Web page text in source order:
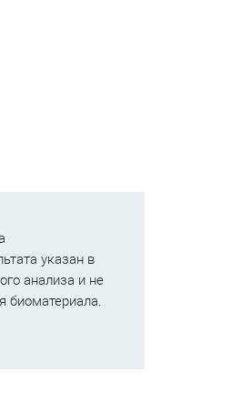
указан в
анализа и не
биоматериала.